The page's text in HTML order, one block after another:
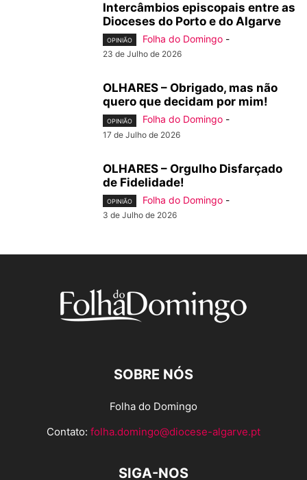
Intercâmbios episcopais entre as
Dioceses do Porto e do Algarve
OPINIÃO Folha do Domingo -
23 de Julho de 2026
OLHARES – Obrigado, mas não
quero que decidam por mim!
OPINIÃO Folha do Domingo -
17 de Julho de 2026
OLHARES – Orgulho Disfarçado
de Fidelidade!
OPINIÃO Folha do Domingo -
3 de Julho de 2026
SOBRE NÓS
Folha do Domingo
Contato: folha.domingo@diocese-algarve.pt
SIGA-NOS